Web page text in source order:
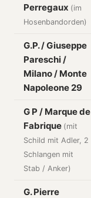
Perregaux (im
Hosenbandorden)
G.P. / Giuseppe
Pareschi /
Milano / Monte
Napoleone 29
G P / Marque de
Fabrique (mit
Schild mit Adler, 2
Schlangen mit
Stab / Anker)
G. Pierre